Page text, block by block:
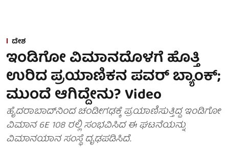
ದೇಶ
ಇಂಡಿಗೋ ವಿಮಾನದೊಳಗೆ ಹೊತ್ತಿ
ಉರಿದ ಪ್ರಯಾಣಿಕನ ಪವರ್ ಬ್ಯಾಂಕ್‌;
ಮುಂದೆ ಆಗಿದ್ದೇನು? Video
ಹೈದರಾಬಾದ್‌ನಿಂದ ಚಂಡೀಗಢಕ್ಕೆ ಪ್ರಯಾಣಿಸುತ್ತಿದ್ದ ಇಂಡಿಗೋ
ವಿಮಾನ 6E 108 ರಲ್ಲಿ ಸಂಭವಿಸಿದ ಈ ಘಟನೆಯನ್ನು
ವಿಮಾನಯಾನ ಸಂಸ್ಥೆ ದೃಢಪಡಿಸಿದೆ.